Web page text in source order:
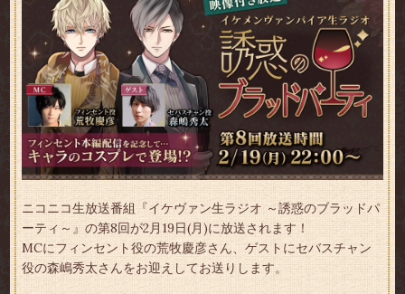
ニコニコ生放送番組『イケヴァン生ラジオ ～誘惑のブラッドパ
ーティ～』の第8回が2月19日(月)に放送されます！
MCにフィンセント役の荒牧慶彦さん、ゲストにセバスチャン
役の森嶋秀太さんをお迎えしてお送りします。